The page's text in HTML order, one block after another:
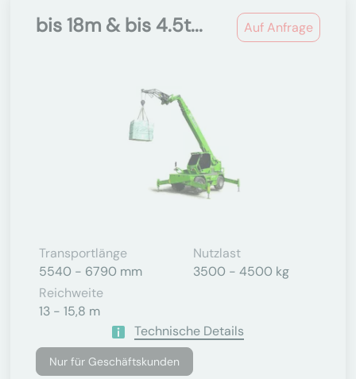
Auf Anfrage
bis 18m & bis 4.5t...
Transportlänge
5540 - 6790 mm
Nutzlast
3500 - 4500 kg
Reichweite
13 - 15,8 m
Technische Details
Nur für Geschäftskunden